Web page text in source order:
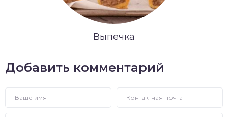
Выпечка
Добавить комментарий